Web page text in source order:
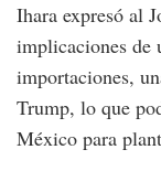
Ihara expresó al
implicaciones de
importaciones,
Trump, lo que
México para